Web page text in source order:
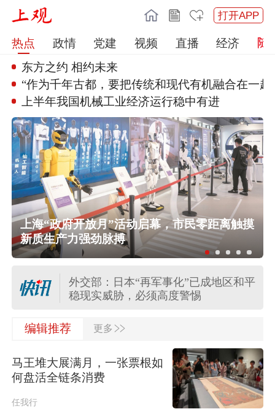
打开APP
热点 政情 党建 视频 直播
经济
东方之约 相约未来
“作为千年古都，要把传统和现代有机融合在一起”
上半年我国机械工业经济运行稳中有进
上海“政府开放月”活动启幕，市民零距离触摸
新质生产力强劲脉搏
任前公示半年后，胡瑞连主动投案
外交部：日本“再军事化”已成地区和平
稳现实威胁，必须高度警惕
外交部：日方应正视国际社会关切，
“白海豚”登陆地点更新！中央气象台升
级台风预警
编辑推荐 更多 >>
马王堆大展满月，一张票根如
何盘活全链条消费
任我行